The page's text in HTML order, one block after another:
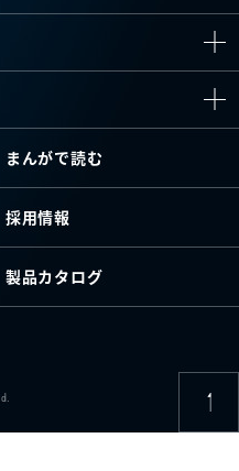
まんがで読む
採用情報
製品カタログ